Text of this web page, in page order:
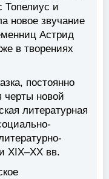
Топелиус и
новое звучание
Астрид
в творениях
постоянно
черты новой
литературная
XIX–XX вв.